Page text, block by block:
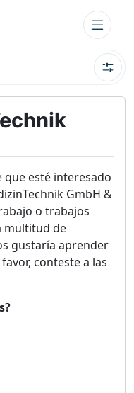
que esté interesado
GmbH &
o trabajos
multitud de
gustaría aprender
conteste a las